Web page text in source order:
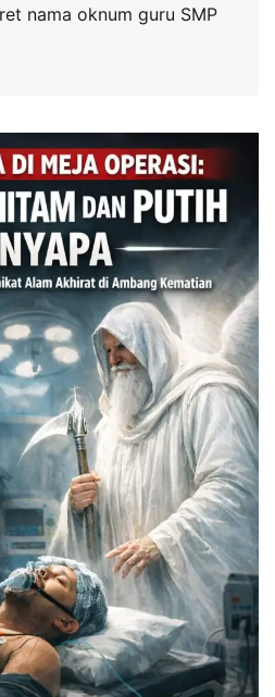
nama oknum guru SMP